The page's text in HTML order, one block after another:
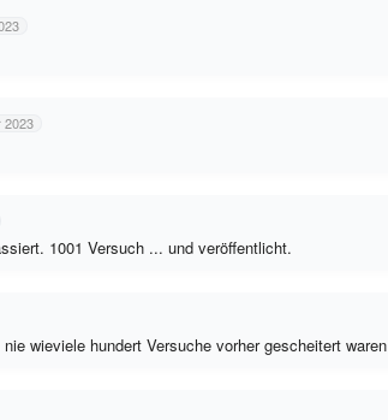
2023
1001 Versuch ... und veröffentlicht.
wieviele hundert Versuche vorher gescheitert waren